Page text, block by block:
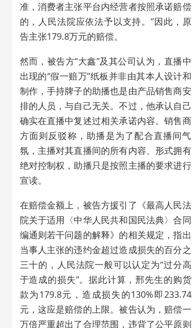
准，消费者主张平台内经营者按照承诺赔偿
的，人民法院应依法予以支持。”因此，原
告主张179.8万元的赔偿。
然而，被告方“大鑫”及其公司认为，直播中
出现的“假一赔万”纸板并非由其本人设计和
制作，手持牌子的助播也是由产品销售商安
排的人员，与自己无关。不过，他承认自己
确实在直播中复述过相关承诺内容。销售商
方面则反驳称，助播是为了配合直播间气
氛，主播对其直播间的所有内容、形式拥有
绝对控制权，助播只是按照主播的要求进行
宣读。
在赔偿金额上，被告方援引了《最高人民法
院关于适用〈中华人民共和国民法典〉合同
编通则若干问题的解释》的相关规定，指出
当事人主张的违约金超过造成损失的百分之
三十的，人民法院一般可以认定为“过分高
于造成的损失”。据此计算，邢先生的购货
款为179.8元，造成损失的130%即233.74
元，这应是赔偿的上限。被告认为，赔偿一
万倍严重超出了合理范围，违背了公平原则